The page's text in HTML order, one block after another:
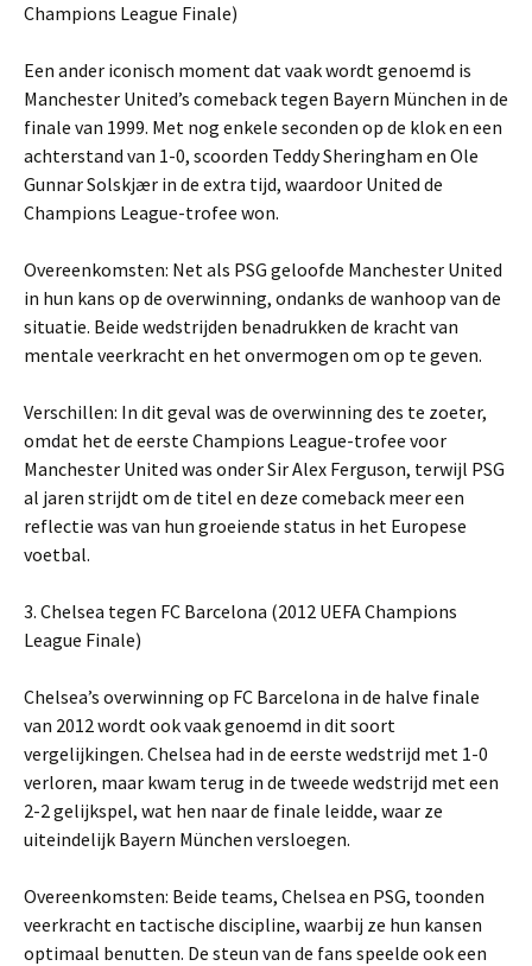
Champions League Finale)
Een ander iconisch moment dat vaak wordt genoemd is
Manchester United’s comeback tegen Bayern München in de
finale van 1999. Met nog enkele seconden op de klok en een
achterstand van 1-0, scoorden Teddy Sheringham en Ole
Gunnar Solskjær in de extra tijd, waardoor United de
Champions League-trofee won.
Overeenkomsten: Net als PSG geloofde Manchester United
in hun kans op de overwinning, ondanks de wanhoop van de
situatie. Beide wedstrijden benadrukken de kracht van
mentale veerkracht en het onvermogen om op te geven.
Verschillen: In dit geval was de overwinning des te zoeter,
omdat het de eerste Champions League-trofee voor
Manchester United was onder Sir Alex Ferguson, terwijl PSG
al jaren strijdt om de titel en deze comeback meer een
reflectie was van hun groeiende status in het Europese
voetbal.
3. Chelsea tegen FC Barcelona (2012 UEFA Champions
League Finale)
Chelsea’s overwinning op FC Barcelona in de halve finale
van 2012 wordt ook vaak genoemd in dit soort
vergelijkingen. Chelsea had in de eerste wedstrijd met 1-0
verloren, maar kwam terug in de tweede wedstrijd met een
2-2 gelijkspel, wat hen naar de finale leidde, waar ze
uiteindelijk Bayern München versloegen.
Overeenkomsten: Beide teams, Chelsea en PSG, toonden
veerkracht en tactische discipline, waarbij ze hun kansen
optimaal benutten. De steun van de fans speelde ook een